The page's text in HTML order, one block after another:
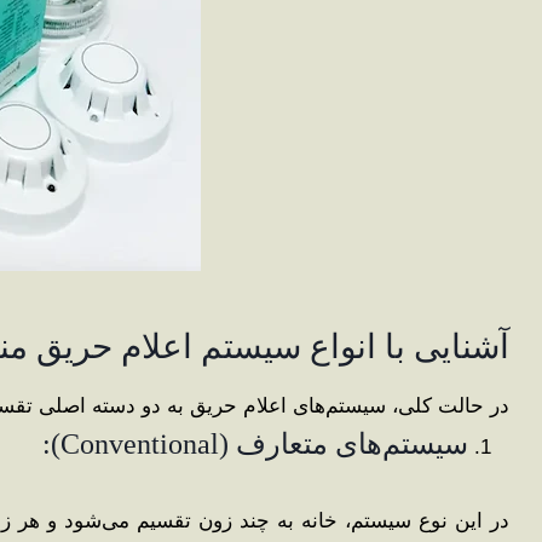
آشنایی با انواع سیستم اعلام حریق
در حالت کلی، سیستم‌های اعلام حریق به دو دسته اصلی
سیستم‌های متعارف (Conventional):
در این نوع سیستم، خانه به چند زون تقسیم می‌شود و